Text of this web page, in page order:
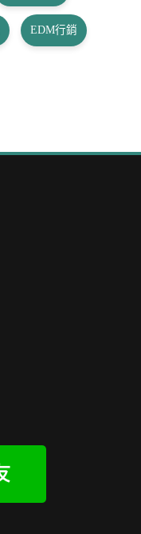
EDM行銷